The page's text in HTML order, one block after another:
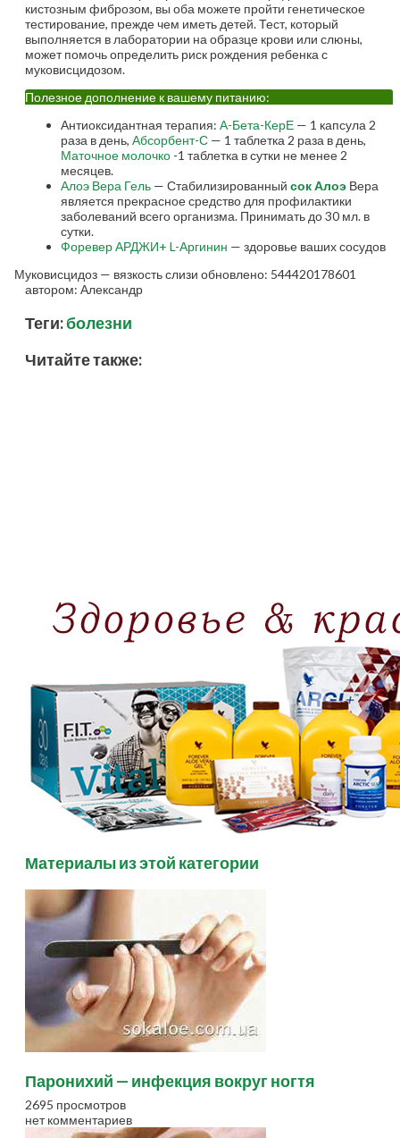
кистозным фиброзом, вы оба можете пройти генетическое
тестирование, прежде чем иметь детей. Тест, который
выполняется в лаборатории на образце крови или слюны,
может помочь определить риск рождения ребенка с
муковисцидозом.
Полезное дополнение к вашему питанию:
Антиоксидантная терапия: А-Бета-КерЕ — 1 капсула 2
раза в день, Абсорбент-С — 1 таблетка 2 раза в день,
Маточное молочко -1 таблетка в сутки не менее 2
месяцев.
Алоэ Вера Гель — Стабилизированный сок Алоэ Вера
является прекрасное средство для профилактики
заболеваний всего организма. Принимать до 30 мл. в
сутки.
Форевер АРДЖИ+ L-Аргинин — здоровье ваших сосудов
Муковисцидоз — вязкость слизи обновлено: 544420178601
автором: Александр
Теги:болезни
Читайте также:
Материалы из этой категории
Паронихий — инфекция вокруг ногтя
2695 просмотров
нет комментариев